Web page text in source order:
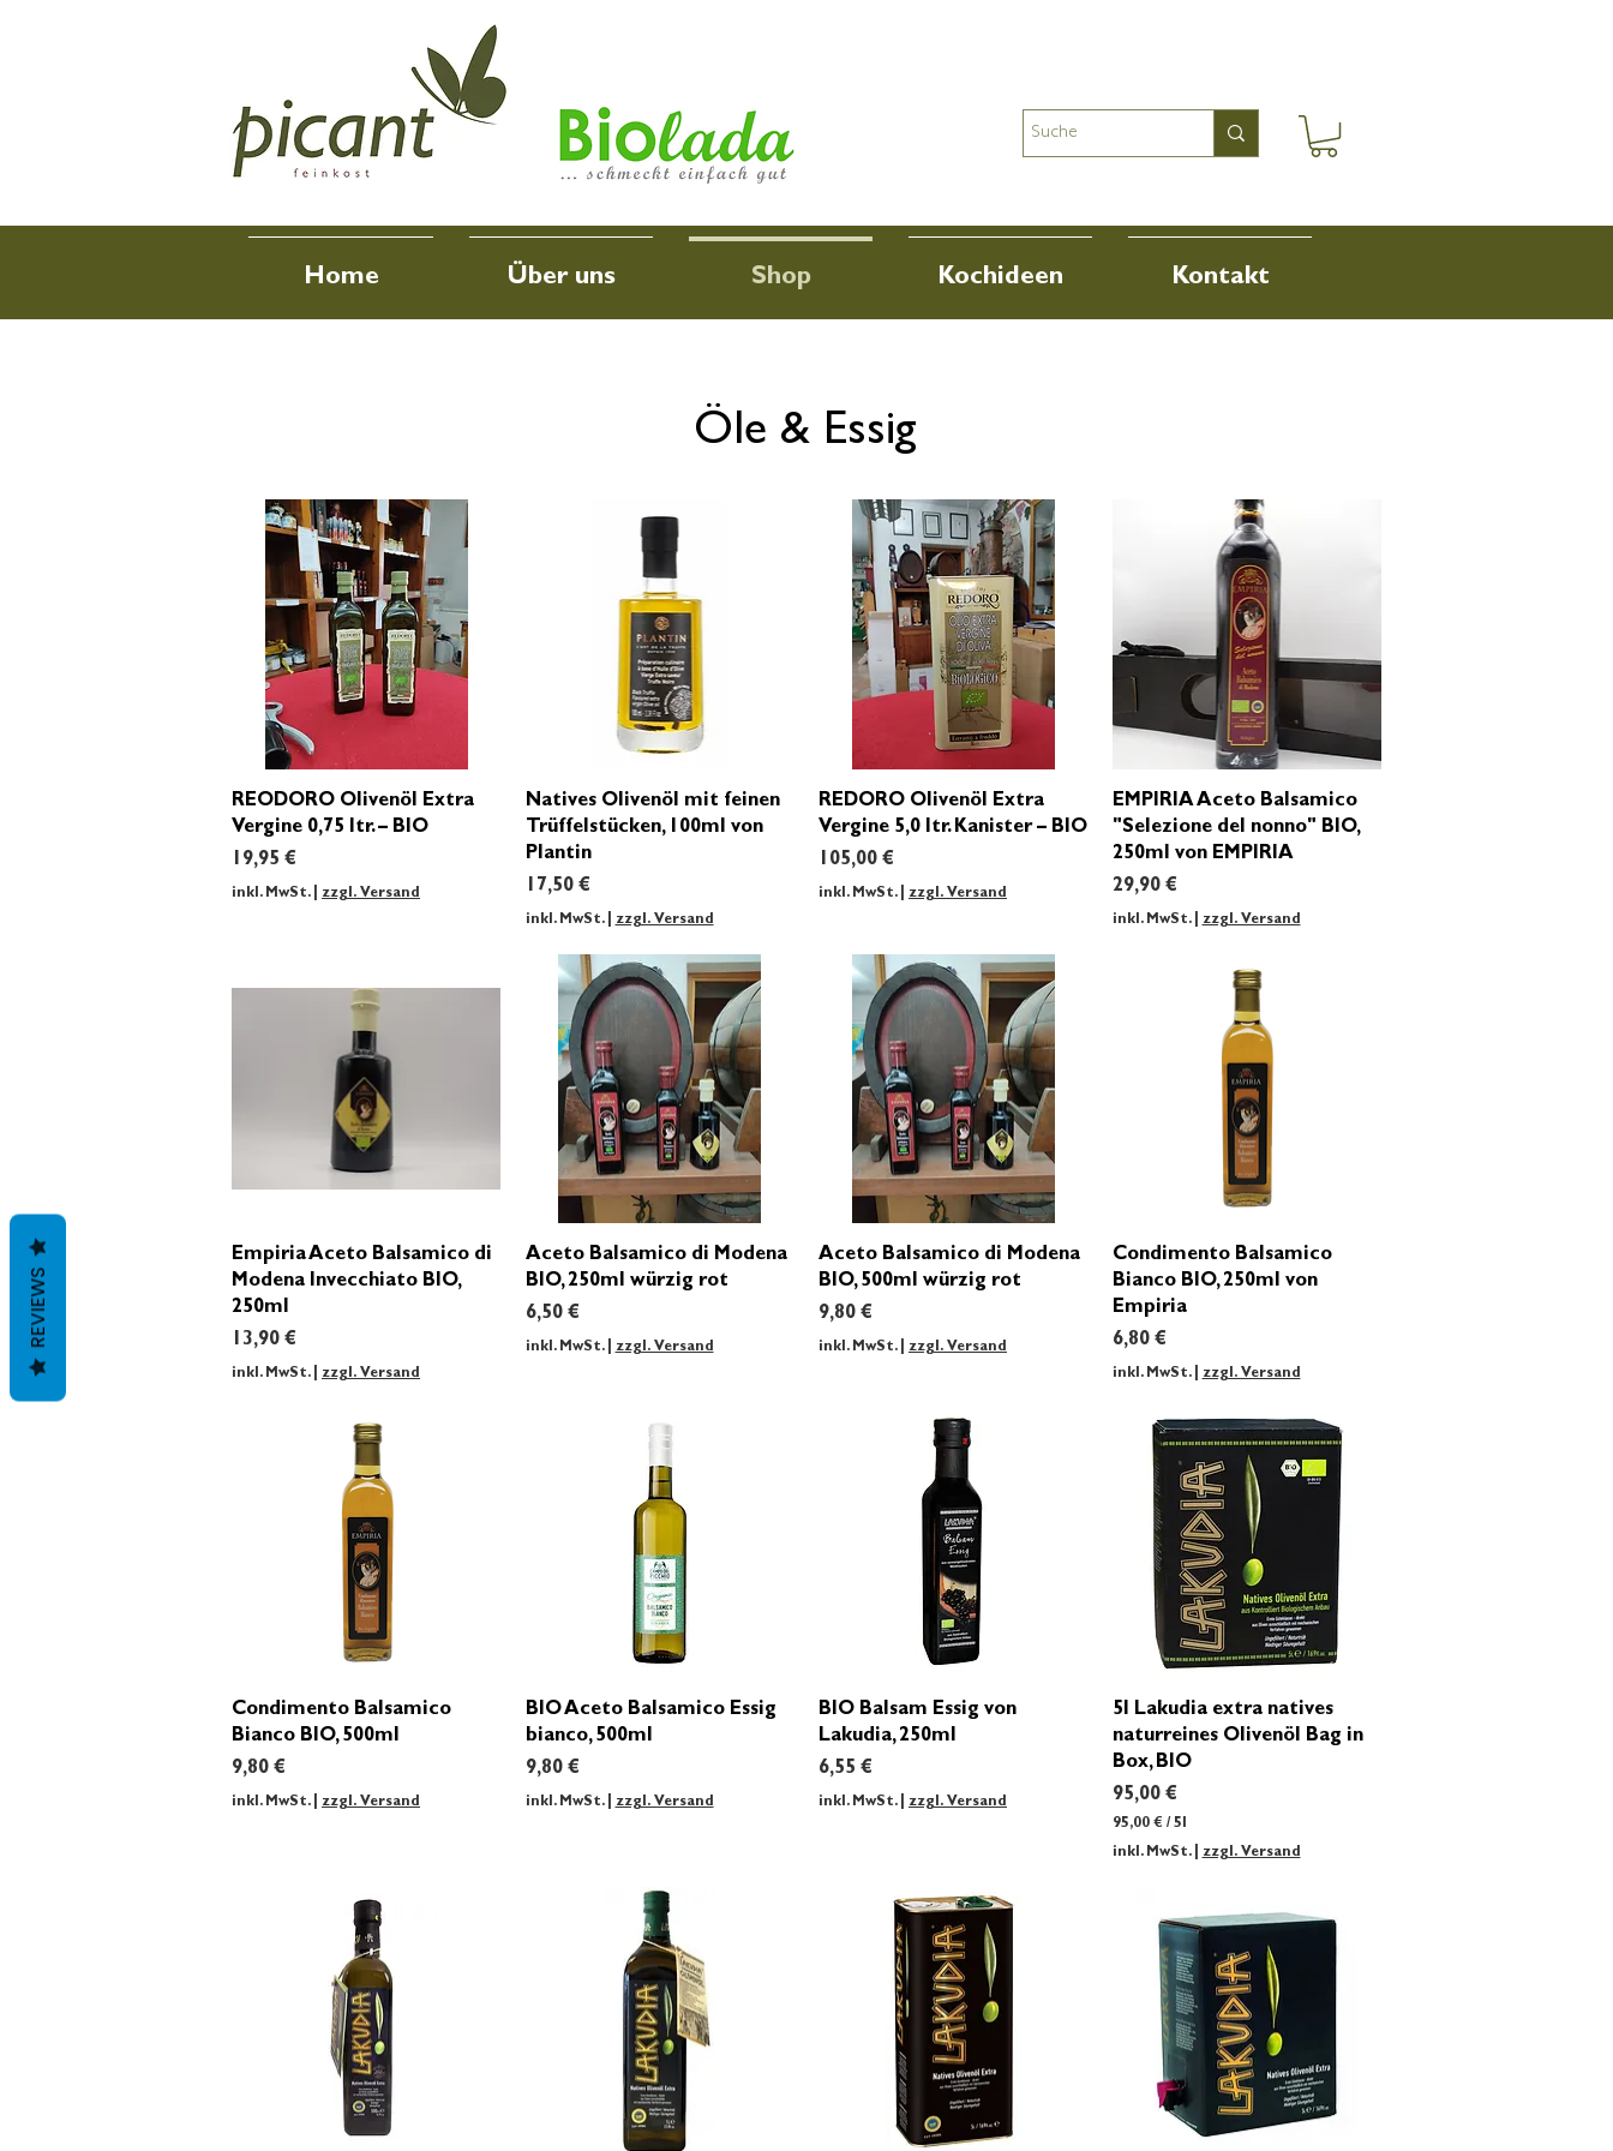
Home Über uns Shop Kochideen Kontakt
Öle & Essig
Schnellansicht
REODORO Olivenöl Extra
Vergine 0,75 ltr. – BIO
Preis
19,95 €
inkl. MwSt.| zzgl. Versand
Schnellansicht
Natives Olivenöl mit feinen
Trüffelstücken, 100ml von
Plantin
Preis
17,50 €
inkl. MwSt.| zzgl. Versand
Schnellansicht
REDORO Olivenöl Extra
Vergine 5,0 ltr. Kanister – BIO
Preis
105,00 €
inkl. MwSt.| zzgl. Versand
Schnellansicht
EMPIRIA Aceto Balsamico
"Selezione del nonno" BIO,
250ml von EMPIRIA
Preis
29,90 €
inkl. MwSt.| zzgl. Versand
Schnellansicht
Empiria Aceto Balsamico di
Modena Invecchiato BIO,
250ml
Preis
13,90 €
inkl. MwSt.| zzgl. Versand
Schnellansicht
Aceto Balsamico di Modena
BIO, 250ml würzig rot
Preis
6,50 €
inkl. MwSt.| zzgl. Versand
Schnellansicht
Aceto Balsamico di Modena
BIO, 500ml würzig rot
Preis
9,80 €
inkl. MwSt.| zzgl. Versand
Schnellansicht
Condimento Balsamico
Bianco BIO, 250ml von
Empiria
Preis
6,80 €
inkl. MwSt.| zzgl. Versand
Schnellansicht
Condimento Balsamico
Bianco BIO, 500ml
Preis
9,80 €
inkl. MwSt.| zzgl. Versand
Schnellansicht
BIO Aceto Balsamico Essig
bianco, 500ml
Preis
9,80 €
inkl. MwSt.| zzgl. Versand
Schnellansicht
BIO Balsam Essig von
Lakudia, 250ml
Preis
6,55 €
inkl. MwSt.| zzgl. Versand
Schnellansicht
5l Lakudia extra natives
naturreines Olivenöl Bag in
Box, BIO
Preis
95,00 €
95,00 € / 5l
9
inkl. MwSt.| zzgl. Versand
REVIEWS